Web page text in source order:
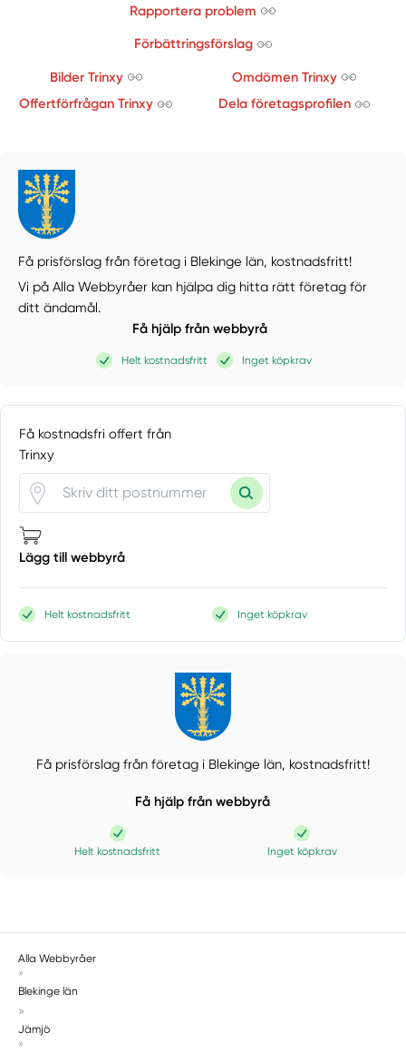
Rapportera problem
Förbättringsförslag
Bilder Trinxy
Omdömen Trinxy
Offertförfrågan Trinxy
Dela företagsprofilen
Få prisförslag från företag i Blekinge län, kostnadsfritt!
Vi på Alla Webbyråer kan hjälpa dig hitta rätt företag för
ditt ändamål.
Få hjälp från webbyrå
Helt kostnadsfritt Inget köpkrav
Få kostnadsfri offert från
Trinxy
Lägg till webbyrå
Helt kostnadsfritt Inget köpkrav
Få prisförslag från företag i Blekinge län, kostnadsfritt!
Få hjälp från webbyrå
Helt kostnadsfritt Inget köpkrav
Alla Webbyråer
»
Blekinge län
»
Jämjö
»